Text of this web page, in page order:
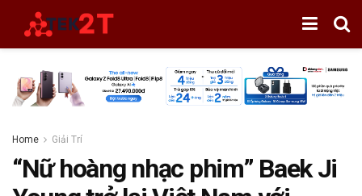
Home Giải Trí
“Nữ hoàng nhạc phim” Baek Ji